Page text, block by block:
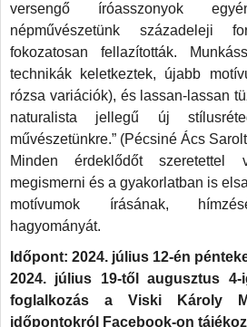
versengő íróasszonyok
népművészetünk századeleji
fokozatosan fellazították.
technikák keletkeztek, újabb
rózsa variációk), és lassan-lassan
naturalista jellegű új
művészetünkre.” (Pécsiné Ács
Minden érdeklődőt szeretettel
megismerni és a gyakorlatban is
motívumok írásának,
hagyományát.
Időpont: 2024. július 12-én
2024. július 19-től augusztus
foglalkozás a Viski Károly
időpontokról Facebook-on